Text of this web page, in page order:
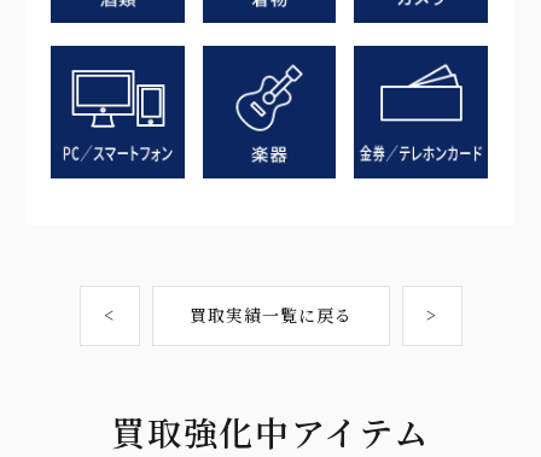
< 買取実績一覧に戻る >
買取強化中アイテム